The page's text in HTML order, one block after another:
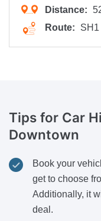
Distance:
Route:
SH1
Tips for Car
Downtown
Book your
get to choose
Additionally, it
deal.